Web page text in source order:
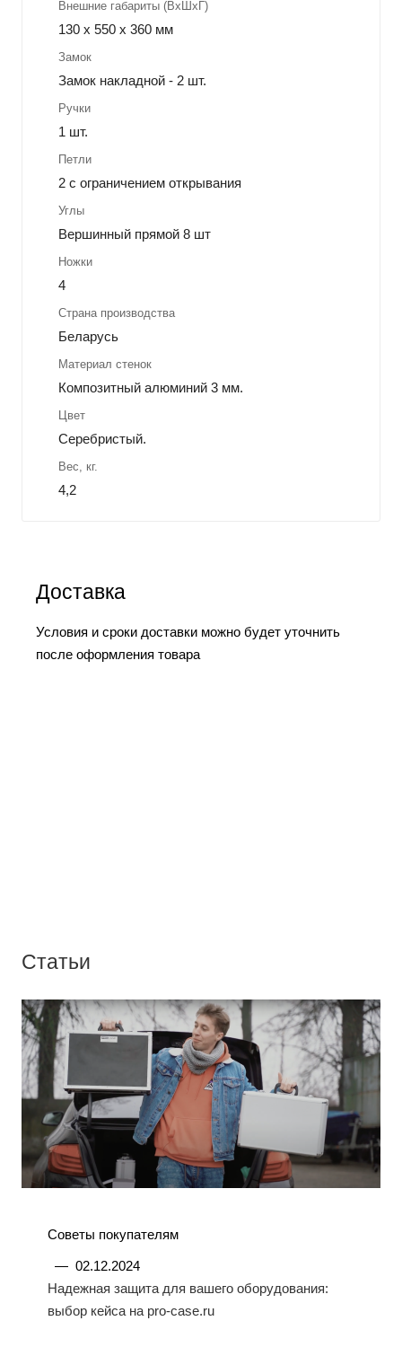
Внешние габариты (ВхШхГ)
130 х 550 х 360 мм
Замок
Замок накладной - 2 шт.
Ручки
1 шт.
Петли
2 с ограничением открывания
Углы
Вершинный прямой 8 шт
Ножки
4
Страна производства
Беларусь
Материал стенок
Композитный алюминий 3 мм.
Цвет
Серебристый.
Вес, кг.
4,2
Доставка
Условия и сроки доставки можно будет уточнить
после оформления товара
Статьи
Советы покупателям
— 02.12.2024
Надежная защита для вашего оборудования:
выбор кейса на pro-case.ru